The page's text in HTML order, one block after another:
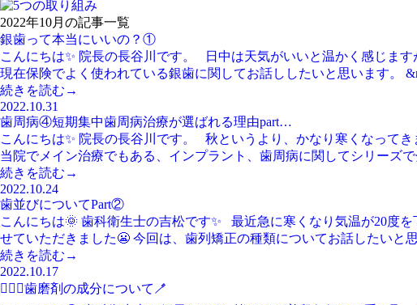
2022年10月の記事一覧
銀歯って本当にいいの？①
こんにちは✨ 院長の長谷川です。 日中は天気がいいと温かく感じま
現在保険でよく使われている銀歯に関してお話ししたいと思います。
続きを読む→
2022.10.31
歯周病④短期集中歯周病治療が選ばれる理由part…
こんにちは✨ 院長の長谷川です。 秋というより、かなり寒くなって
当院でメイン治療でもある、インプラント、歯周病に関してシリーズ
続きを読む→
2022.10.24
歯並びについてPart②
こんにちは🌞 歯科衛生士の吉松です✨ 最近急に寒くなり気温が20度
せていただきました😬 今回は、歯列矯正の種類についてお話したいと
続きを読む→
2022.10.17
🧙🏻‍♀️歯磨剤の成分について🪥